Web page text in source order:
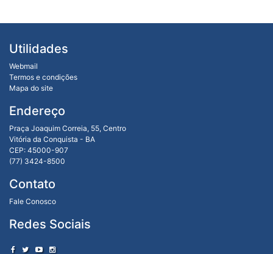
Utilidades
Webmail
Termos e condições
Mapa do site
Endereço
Praça Joaquim Correia, 55, Centro
Vitória da Conquista - BA
CEP: 45000-907
(77) 3424-8500
Contato
Fale Conosco
Redes Sociais